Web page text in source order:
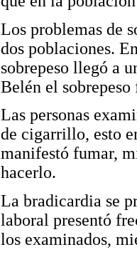
Los problemas de
dos poblaciones.
sobrepeso llegó a
Belén el
Las personas
de cigarrillo, esto
manifestó fumar,
hacerlo.
La bradicardia se
laboral presentó
los examinados,